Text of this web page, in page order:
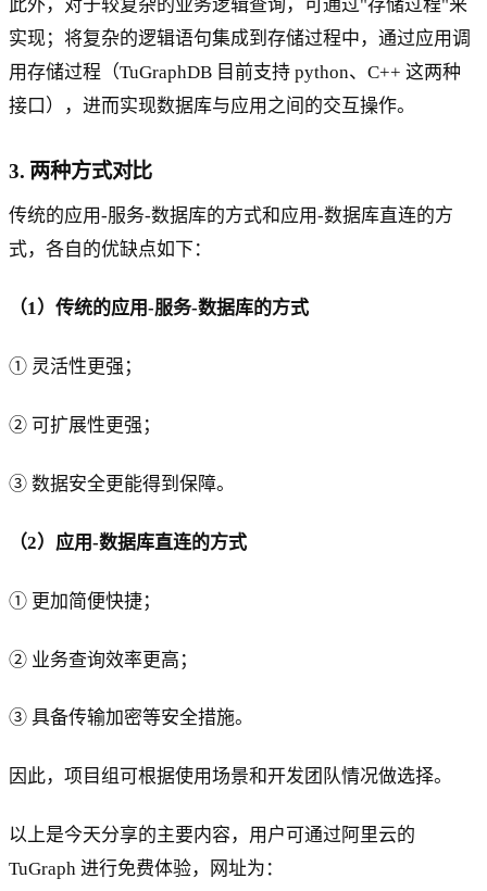
此外，对于较复杂的业务逻辑查询，可通过"存储过程"来
实现；将复杂的逻辑语句集成到存储过程中，通过应用调
用存储过程（TuGraphDB 目前支持 python、C++ 这两种
接口），进而实现数据库与应用之间的交互操作。
3. 两种方式对比
传统的应用-服务-数据库的方式和应用-数据库直连的方
式，各自的优缺点如下：
（1）传统的应用-服务-数据库的方式
① 灵活性更强；
② 可扩展性更强；
③ 数据安全更能得到保障。
（2）应用-数据库直连的方式
① 更加简便快捷；
② 业务查询效率更高；
③ 具备传输加密等安全措施。
因此，项目组可根据使用场景和开发团队情况做选择。
以上是今天分享的主要内容，用户可通过阿里云的
TuGraph 进行免费体验，网址为：